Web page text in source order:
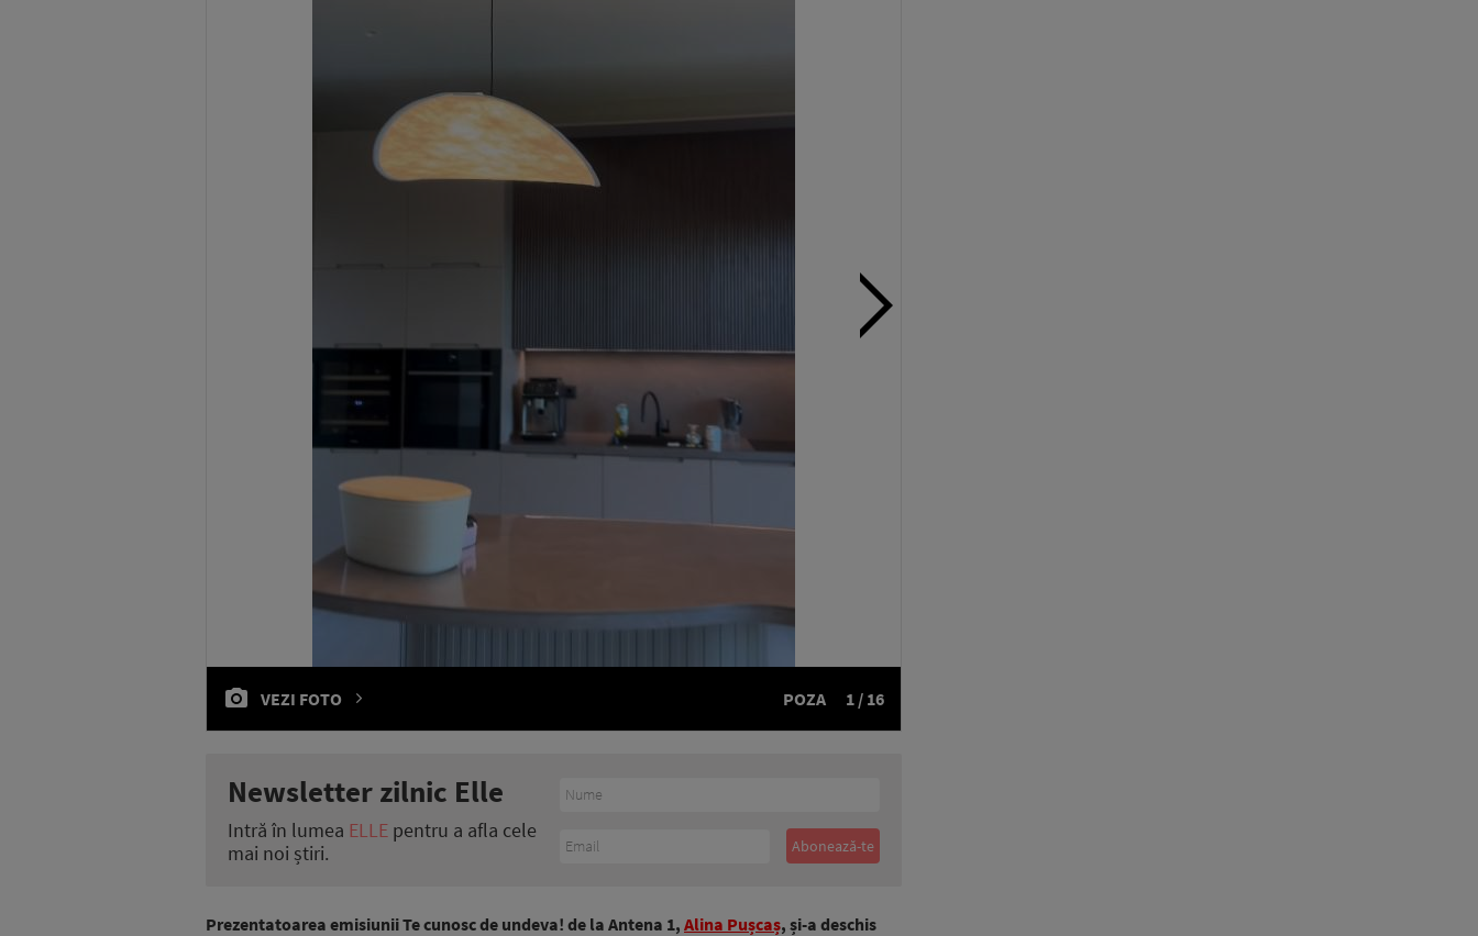
VEZI FOTO POZA 1 / 16
Newsletter zilnic Elle
Intră în lumea ELLE pentru a afla cele
mai noi știri.
Prezentatoarea emisiunii Te cunosc de undeva! de la Antena 1, Alina Pușcaș, și-a deschis